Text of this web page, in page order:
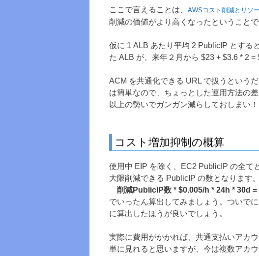
ここで言えることは、 AWSコスト削減とリソ
削減の価値がより高くなったということで
仮に 1 ALB あたり平均 2 PublicIP とする
た ALB が、来年２月から $23 + $3.6 * 2 =
ACM を共通化できる URL で扱うという
は簡単なので、ちょっとした運用方法の
以上の勢いでガンガン減らしておしまい！
コスト増加抑制の概算
使用中 EIP を除く、EC2 PublicIP の全て
大限削減できる PublicIP の数となります。
削減PublicIP数 * $0.005/h * 24h * 30d =
でいったん算出してみましょう。ついで
に算出したほうが良いでしょう。
実際に費用がかかれば、共通支払いアカ
単に見れると思いますが、今は複数アカ